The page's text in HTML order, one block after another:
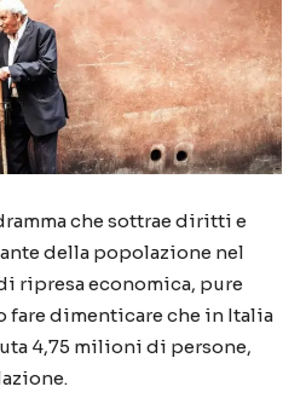
che sottrae diritti e
della popolazione nel
ripresa economica, pure
fare dimenticare che in Italia
4,75 milioni di persone,